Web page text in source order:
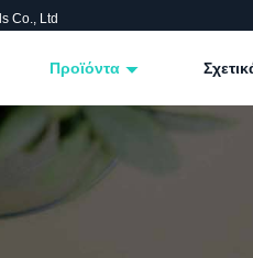
Co., Ltd
Προϊόντα